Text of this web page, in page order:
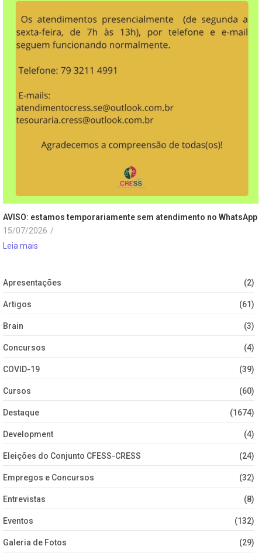
AVISO: estamos temporariamente sem atendimento no WhatsApp
15/07/2026 /
Leia mais
Apresentações (2)
Artigos (61)
Brain (3)
Concursos (4)
COVID-19 (39)
Cursos (60)
Destaque (1674)
Development (4)
Eleições do Conjunto CFESS-CRESS (24)
Empregos e Concursos (32)
Entrevistas (8)
Eventos (132)
Galeria de Fotos (29)